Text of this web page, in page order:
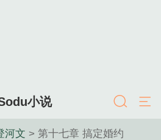
小说
河文 > 第十七章 搞定婚约